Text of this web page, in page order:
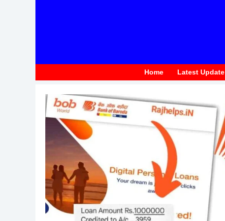
Home Latest Update